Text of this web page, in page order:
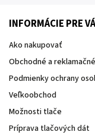
INFORMÁCIE PRE
Ako nakupovať
Obchodné a
Podmienky ochrany
Veľkoobchod
Možnosti tlače
Príprava tlačových dát